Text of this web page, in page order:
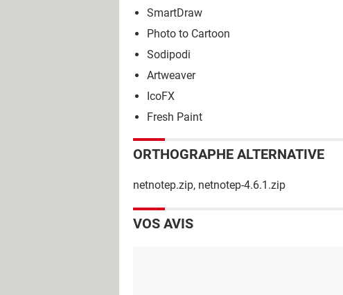
SmartDraw
Photo to Cartoon
Sodipodi
Artweaver
IcoFX
Fresh Paint
ORTHOGRAPHE ALTERNATIVE
netnotep.zip, netnotep-4.6.1.zip
VOS AVIS